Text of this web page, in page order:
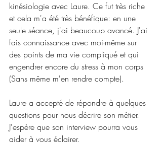
kinésiologie avec Laure. Ce fut très riche
et cela m'a été très bénéfique: en une
seule séance, j'ai beaucoup avancé. J'ai
fais connaissance avec moi-même sur
des points de ma vie compliqué et qui
engendrer encore du stress à mon corps
(Sans même m'en rendre compte).
Laure a accepté de répondre à quelques
questions pour nous décrire son métier.
J'espère que son interview pourra vous
aider à vous éclairer.